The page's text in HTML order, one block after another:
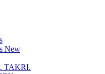
New
TAKRI.